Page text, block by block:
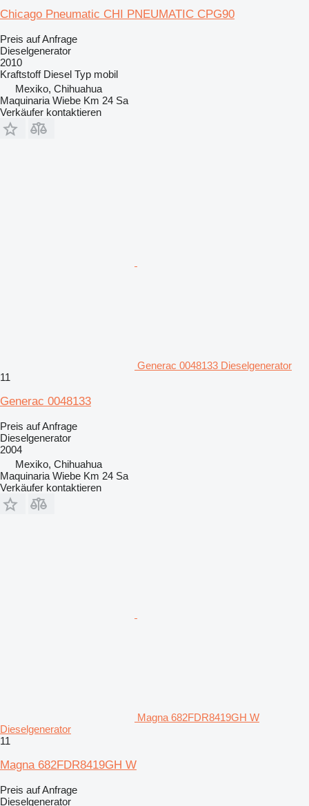
Chicago Pneumatic CHI PNEUMATIC CPG90
Preis auf Anfrage
Dieselgenerator
2010
Kraftstoff Diesel Typ mobil
Mexiko, Chihuahua
Maquinaria Wiebe Km 24 Sa
Verkäufer kontaktieren
Generac 0048133 Dieselgenerator
11
Generac 0048133
Preis auf Anfrage
Dieselgenerator
2004
Mexiko, Chihuahua
Maquinaria Wiebe Km 24 Sa
Verkäufer kontaktieren
Magna 682FDR8419GH W
Dieselgenerator
11
Magna 682FDR8419GH W
Preis auf Anfrage
Dieselgenerator